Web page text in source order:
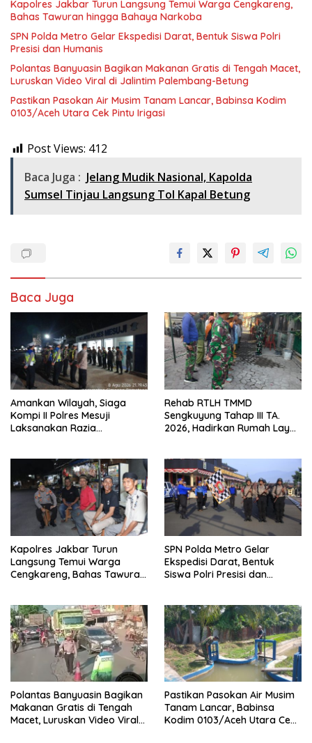
Kapolres Jakbar Turun Langsung Temui Warga Cengkareng,
Bahas Tawuran hingga Bahaya Narkoba
SPN Polda Metro Gelar Ekspedisi Darat, Bentuk Siswa Polri
Presisi dan Humanis
Polantas Banyuasin Bagikan Makanan Gratis di Tengah Macet,
Luruskan Video Viral di Jalintim Palembang-Betung
Pastikan Pasokan Air Musim Tanam Lancar, Babinsa Kodim
0103/Aceh Utara Cek Pintu Irigasi
Post Views: 412
Baca Juga : Jelang Mudik Nasional, Kapolda
Sumsel Tinjau Langsung Tol Kapal Betung
Baca Juga
Amankan Wilayah, Siaga
Kompi II Polres Mesuji
Laksanakan Razia
Rehab RTLH TMMD
Sengkuyung Tahap III TA.
2026, Hadirkan Rumah Layak
Kapolres Jakbar Turun
Langsung Temui Warga
Cengkareng, Bahas Tawuran
SPN Polda Metro Gelar
Ekspedisi Darat, Bentuk
Siswa Polri Presisi dan
Polantas Banyuasin Bagikan
Makanan Gratis di Tengah
Macet, Luruskan Video Viral
Pastikan Pasokan Air Musim
Tanam Lancar, Babinsa
Kodim 0103/Aceh Utara Cek